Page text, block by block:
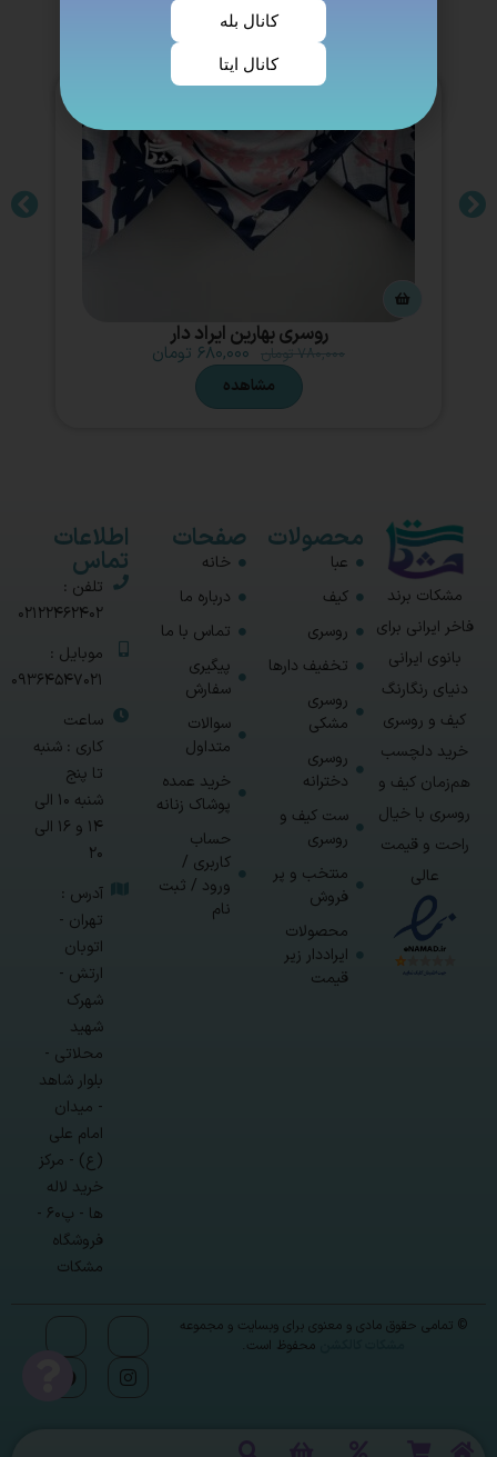
روسری بهارین ایراد دار
۷۸۰,۰۰۰ تومان ۶۸۰,۰۰۰ تومان
مشاهده
مشکات برند
فاخر ایرانی برای
بانوی ایرانی
دنیای رنگارنگ
کیف و روسری
خرید دلچسب
هم‌زمان کیف و
روسری با خیال
راحت و قیمت
عالی
محصولات
عبا
کیف
روسری
تخفیف دارها
روسری
مشکی
روسری
دخترانه
ست کیف و
روسری
منتخب و پر
فروش
محصولات
ایراددار زیر
قیمت
صفحات
خانه
درباره ما
تماس با ما
پیگیری
سفارش
سوالات
متداول
خرید عمده
پوشاک زنانه
حساب
کاربری /
ورود / ثبت
نام
اطلاعات
تماس
تلفن :
02122462402
موبایل :
09364547021
ساعت
کاری : شنبه
تا پنج
شنبه 10 الی
14 و 16 الی
20
آدرس :
تهران -
اتوبان
ارتش -
شهرک
شهید
محلاتی -
بلوار شاهد
- میدان
امام علی
(ع) - مرکز
خرید لاله
ها - پ۶۰ -
فروشگاه
مشکات
© تمامی حقوق مادی و معنوی برای وبسایت و مجموعه
محفوظ است.
کانال بله
کانال ایتا